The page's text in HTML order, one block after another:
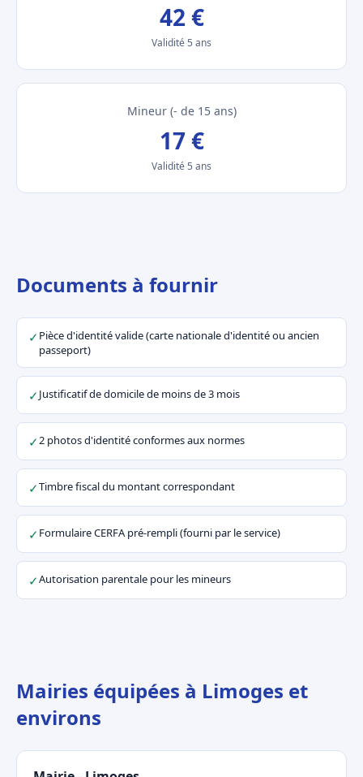
42 €
Validité 5 ans
Mineur (- de 15 ans)
17 €
Validité 5 ans
Documents à fournir
✓ Pièce d'identité valide (carte nationale d'identité ou ancien
passeport)
✓Justificatif de domicile de moins de 3 mois
✓2 photos d'identité conformes aux normes
✓Timbre fiscal du montant correspondant
✓ Formulaire CERFA pré-rempli (fourni par le service)
✓Autorisation parentale pour les mineurs
Mairies équipées à Limoges et
environs